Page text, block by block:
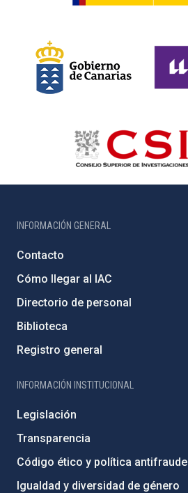
INFORMACIÓN GENERAL
Contacto
Cómo llegar al IAC
Directorio de personal
Biblioteca
Registro general
INFORMACIÓN INSTITUCIONAL
Legislación
Transparencia
Código ético y política antifraude
Igualdad y diversidad de género